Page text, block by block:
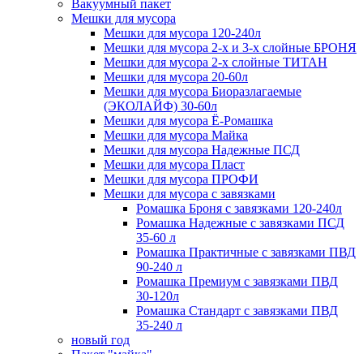
Вакуумный пакет
Мешки для мусора
Мешки для мусора 120-240л
Мешки для мусора 2-х и 3-х слойные БРОНЯ
Мешки для мусора 2-х слойные ТИТАН
Мешки для мусора 20-60л
Мешки для мусора Биоразлагаемые
(ЭКОЛАЙФ) 30-60л
Мешки для мусора Ё-Ромашка
Мешки для мусора Майка
Мешки для мусора Надежные ПСД
Мешки для мусора Пласт
Мешки для мусора ПРОФИ
Мешки для мусора с завязками
Ромашка Броня с завязками 120-240л
Ромашка Надежные с завязками ПСД
35-60 л
Ромашка Практичные с завязками ПВД
90-240 л
Ромашка Премиум с завязками ПВД
30-120л
Ромашка Стандарт с завязками ПВД
35-240 л
новый год